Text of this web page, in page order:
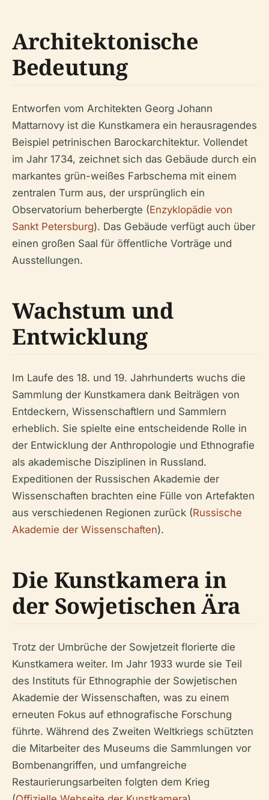
Architektonische
Bedeutung
Entworfen vom Architekten Georg Johann
Mattarnovy ist die Kunstkamera ein herausragendes
Beispiel petrinischen Barockarchitektur. Vollendet
im Jahr 1734, zeichnet sich das Gebäude durch ein
markantes grün-weißes Farbschema mit einem
zentralen Turm aus, der ursprünglich ein
Observatorium beherbergte (Enzyklopädie von
Sankt Petersburg). Das Gebäude verfügt auch über
einen großen Saal für öffentliche Vorträge und
Ausstellungen.
Wachstum und
Entwicklung
Im Laufe des 18. und 19. Jahrhunderts wuchs die
Sammlung der Kunstkamera dank Beiträgen von
Entdeckern, Wissenschaftlern und Sammlern
erheblich. Sie spielte eine entscheidende Rolle in
der Entwicklung der Anthropologie und Ethnografie
als akademische Disziplinen in Russland.
Expeditionen der Russischen Akademie der
Wissenschaften brachten eine Fülle von Artefakten
aus verschiedenen Regionen zurück (Russische
Akademie der Wissenschaften).
Die Kunstkamera in
der Sowjetischen Ära
Trotz der Umbrüche der Sowjetzeit florierte die
Kunstkamera weiter. Im Jahr 1933 wurde sie Teil
des Instituts für Ethnographie der Sowjetischen
Akademie der Wissenschaften, was zu einem
erneuten Fokus auf ethnografische Forschung
führte. Während des Zweiten Weltkriegs schützten
die Mitarbeiter des Museums die Sammlungen vor
Bombenangriffen, und umfangreiche
Restaurierungsarbeiten folgten dem Krieg